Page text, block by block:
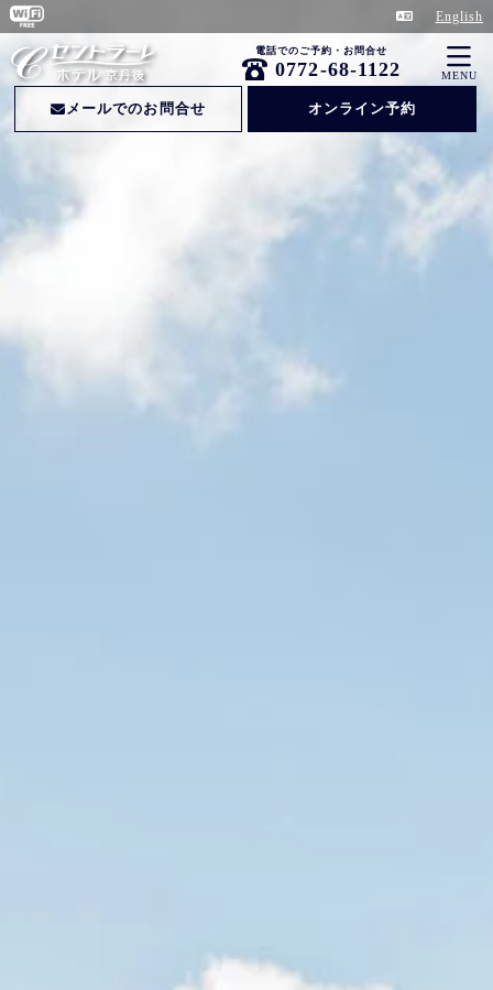
English
電話でのご予約・お問合せ
0772-68-1122
メールでのお問合せ オンライン予約
MENU